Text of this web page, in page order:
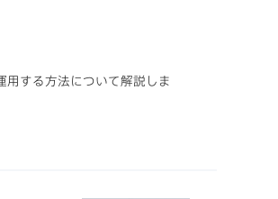
する方法について解説しま